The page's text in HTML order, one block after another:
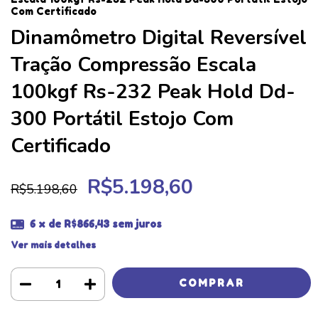
Com Certificado
Dinamômetro Digital Reversível
Tração Compressão Escala
100kgf Rs-232 Peak Hold Dd-
300 Portátil Estojo Com
Certificado
R$5.198,60 R$5.198,60
6 x de R$866,43 sem juros
Ver mais detalhes